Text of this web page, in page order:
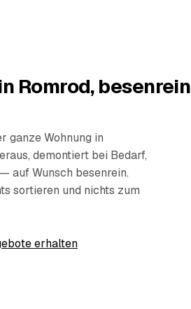
Romrod, besenrein
ganze Wohnung in
demontiert bei Bedarf,
auf Wunsch besenrein.
sortieren und nichts zum
erhalten